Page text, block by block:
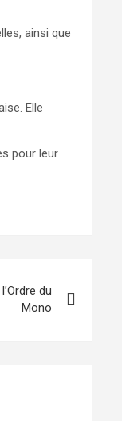
ainsi que
Elle
pour leur
du
Mono